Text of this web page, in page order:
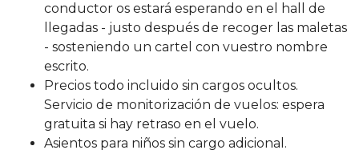
conductor os estará esperando en el hall de
llegadas - justo después de recoger las maletas
- sosteniendo un cartel con vuestro nombre
escrito.
Precios todo incluido sin cargos ocultos.
Servicio de monitorización de vuelos: espera
gratuita si hay retraso en el vuelo.
Asientos para niños sin cargo adicional.